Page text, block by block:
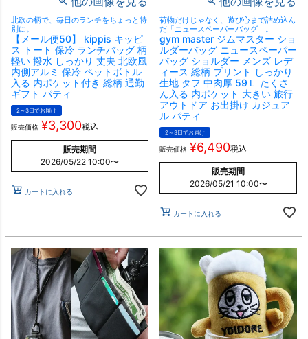
北欧の柄で、毎日のランチをちょっと特
別に。
【メール便50】 kippis キッピ
ス トート 保冷 ランチバッグ 柄
軽い 撥水 しっかり 丈夫 北欧風
内側アルミ 保冷 ペットボトル
入る 内ポケット付き 総柄 通勤
ギフト パティ
2～3日でお届け
販売価格 ¥3,300税込
販売期間
2026/05/22 10:00〜
カートに入れる
荷物だけじゃなく、遊び心まで詰め込ん
だ「ニュースペーパーバッグ」。
gym master ジムマスター ショ
ルダーバッグ ニュースペーパー
バッグ ショルダー メンズ レデ
ィース 総柄 プリント しっかり
生地 タフ 中肉厚 59Ｌ たくさ
ん入る 内ポケット 大きい 旅行
アウトドア お出掛け カジュア
ル パティ
2～3日でお届け
販売価格 ¥6,490税込
販売期間
2026/05/21 10:00〜
カートに入れる